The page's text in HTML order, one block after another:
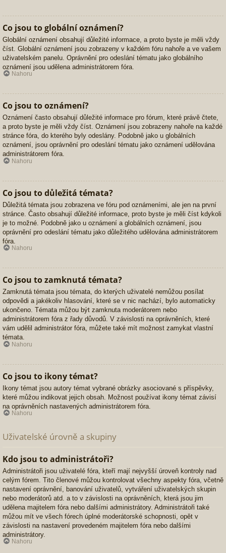
Co jsou to globální oznámení?
Globální oznámení obsahují důležité informace, a proto byste je měli vždy
číst. Globální oznámení jsou zobrazeny v každém fóru nahoře a ve vašem
uživatelském panelu. Oprávnění pro odeslání tématu jako globálního
oznámení jsou udělena administrátorem fóra.
Nahoru
Co jsou to oznámení?
Oznámení často obsahují důležité informace pro fórum, které právě čtete,
a proto byste je měli vždy číst. Oznámení jsou zobrazeny nahoře na každé
stránce fóra, do kterého byly odeslány. Podobně jako u globálních
oznámení, jsou oprávnění pro odeslání tématu jako oznámení udělována
administrátorem fóra.
Nahoru
Co jsou to důležitá témata?
Důležitá témata jsou zobrazena ve fóru pod oznámeními, ale jen na první
stránce. Často obsahují důležité informace, proto byste je měli číst kdykoli
je to možné. Podobně jako u oznámení a globálních oznámení, jsou
oprávnění pro odeslání tématu jako důležitého udělována administrátorem
fóra.
Nahoru
Co jsou to zamknutá témata?
Zamknutá témata jsou témata, do kterých uživatelé nemůžou posílat
odpovědi a jakékoliv hlasování, které se v nic nachází, bylo automaticky
ukončeno. Témata můžou být zamknuta moderátorem nebo
administrátorem fóra z řady důvodů. V závislosti na oprávněních, které
vám udělil administrátor fóra, můžete také mít možnost zamykat vlastní
témata.
Nahoru
Co jsou to ikony témat?
Ikony témat jsou autory témat vybrané obrázky asociované s příspěvky,
které můžou indikovat jejich obsah. Možnost používat ikony témat závisí
na oprávněních nastavených administrátorem fóra.
Nahoru
Uživatelské úrovně a skupiny
Kdo jsou to administrátoři?
Administrátoři jsou uživatelé fóra, kteří mají nejvyšší úroveň kontroly nad
celým fórem. Tito členové můžou kontrolovat všechny aspekty fóra, včetně
nastavení oprávnění, banování uživatelů, vytváření uživatelských skupin
nebo moderátorů atd. a to v závislosti na oprávněních, která jsou jim
udělena majitelem fóra nebo dalšími administrátory. Administrátoři také
můžou mít ve všech fórech úplné moderátorské schopnosti, opět v
závislosti na nastavení provedeném majitelem fóra nebo dalšími
administrátory.
Nahoru